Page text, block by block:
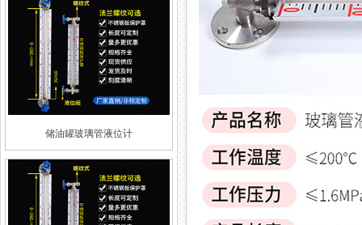
储油罐玻璃管液位计